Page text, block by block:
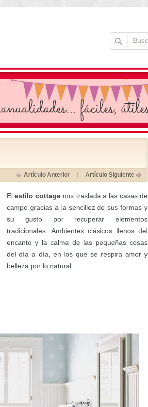
Artículo Anterior Artículo Siguiente
Elestilo cottagenos traslada a las casas de
campo gracias a la sencillez de sus formas y
su gusto por recuperar elementos
tradicionales. Ambientes clásicos llenos del
encanto y la calma de las pequeñas cosas
del día a día, en los que se respira amor y
belleza por lo natural.